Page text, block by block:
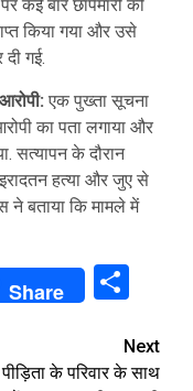
कई बार छापेमारी की
किया गया और उसे
गई.
एक पुख्ता सूचना
का पता लगाया और
सत्यापन के दौरान
हत्या और जुए से
ने बताया कि मामले में
Share
Next
पीड़िता के परिवार के साथ